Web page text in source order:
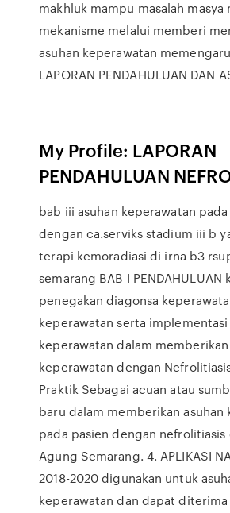
makhluk mampu masalah masya
mekanisme melalui memberi
asuhan keperawatan
LAPORAN PENDAHULUAN DAN
My Profile: LAPORAN
PENDAHULUAN
bab iii asuhan keperawatan
dengan ca.serviks stadium iii b
terapi kemoradiasi di irna b3
semarang BAB I PENDAHULUAN
penegakan diagonsa
keperawatan serta implementasi
keperawatan dalam memberikan
keperawatan dengan
Praktik Sebagai acuan atau
baru dalam memberikan asuhan
pada pasien dengan nefrolitiasis
Agung Semarang. 4. APLIKASI
2018-2020 digunakan untuk
keperawatan dan dapat diterima